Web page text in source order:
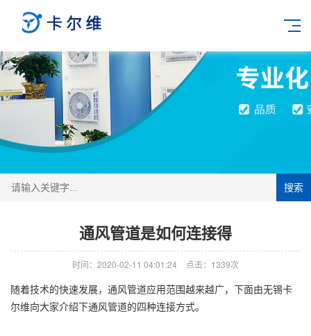
搜索
通风管道是如何连接得
时间：2020-02-11 04:01:24 点击：1339次
随着技术的快速发展，通风管道应用范围越来越广，下面由无锡卡
尔维向大家介绍下通风管道的四种连接方式。